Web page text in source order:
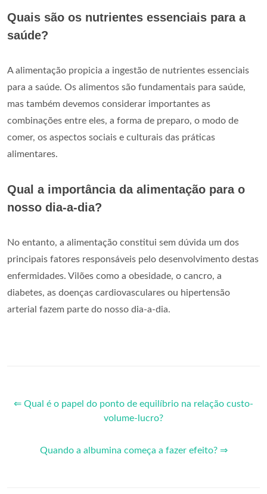
Quais são os nutrientes essenciais para a
saúde?
A alimentação propicia a ingestão de nutrientes essenciais
para a saúde. Os alimentos são fundamentais para saúde,
mas também devemos considerar importantes as
combinações entre eles, a forma de preparo, o modo de
comer, os aspectos sociais e culturais das práticas
alimentares.
Qual a importância da alimentação para o
nosso dia-a-dia?
No entanto, a alimentação constitui sem dúvida um dos
principais fatores responsáveis pelo desenvolvimento destas
enfermidades. Vilões como a obesidade, o cancro, a
diabetes, as doenças cardiovasculares ou hipertensão
arterial fazem parte do nosso dia-a-dia.
⇐ Qual é o papel do ponto de equilíbrio na relação custo-
volume-lucro?
Quando a albumina começa a fazer efeito? ⇒